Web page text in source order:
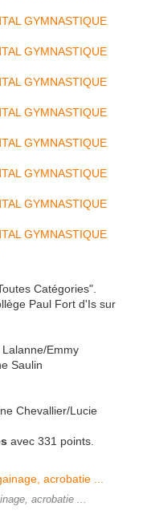
Catégories".
Paul Fort d'Is sur
Emmy
Saulin
Chevallier/Lucie
avec 331 points.
acrobatie ...